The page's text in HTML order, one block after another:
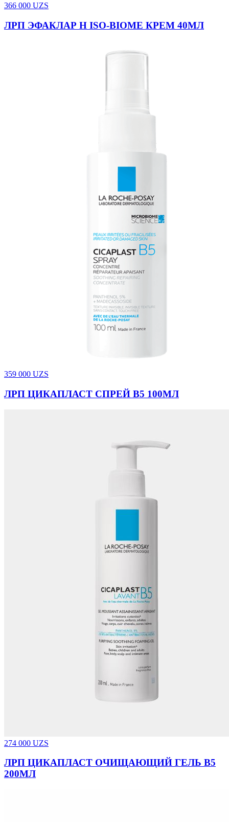
366 000 UZS
ЛРП ЭФАКЛАР H ISO-BIOME КРЕМ 40МЛ
359 000 UZS
ЛРП ЦИКАПЛАСТ СПРЕЙ В5 100МЛ
274 000 UZS
ЛРП ЦИКАПЛАСТ ОЧИЩАЮЩИЙ ГЕЛЬ В5
200МЛ